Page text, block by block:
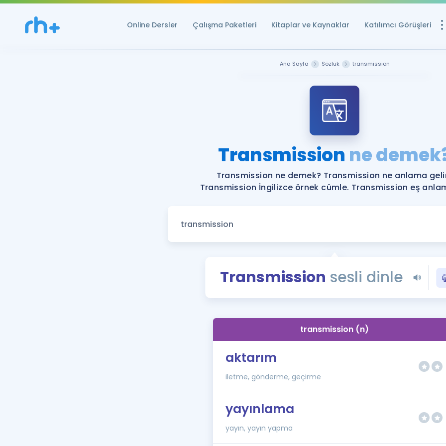
Online Dersler Çalışma Paketleri Kitaplar ve Kaynaklar Katılımcı Görüşleri
Ücretsiz
YDS ve YÖKDİL
YDS ve YÖKDİL'e
Tüm ÖSYM
Blog
YDS - YÖKDİL
İngilizce
Ana Sayfa Sözlük transmission
Transmission ne
Transmission ne demek? Transmission ne anlama
Transmission İngilizce örnek cümle. Transmission eş
Transmission sesli dinle
transmission (n)
aktarım
iletme, gönderme, geçirme
yayınlama
yayın, yayın yapma